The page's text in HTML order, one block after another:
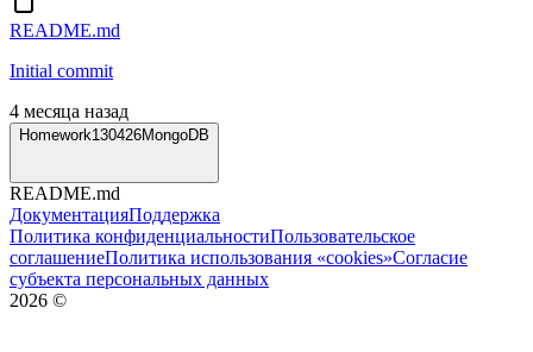
README.md
Initial commit
4 месяца назад
Homework130426MongoDB
README.md
ДокументацияПоддержка
Политика конфиденциальностиПользовательское
соглашениеПолитика использования «cookies»Согласие
субъекта персональных данных
2026 ©